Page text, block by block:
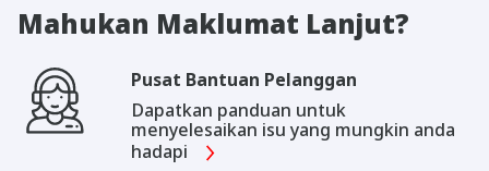
Mahukan Maklumat Lanjut?
Pusat Bantuan Pelanggan
Dapatkan panduan untuk
menyelesaikan isu yang mungkin anda
hadapi